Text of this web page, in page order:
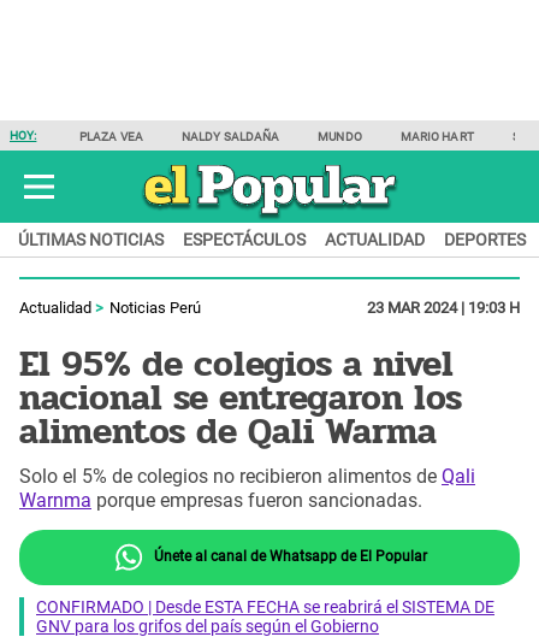
HOY: PLAZA VEA NALDY SALDAÑA MUNDO MARIO HART
ÚLTIMAS NOTICIAS ESPECTÁCULOS ACTUALIDAD DEPORTES
Actualidad Noticias Perú 23 MAR 2024 | 19:03 H
El 95% de colegios a nivel
nacional se entregaron los
alimentos de Qali Warma
Solo el 5% de colegios no recibieron alimentos de Qali
Warnma porque empresas fueron sancionadas.
Únete al canal de Whatsapp de El Popular
CONFIRMADO | Desde ESTA FECHA se reabrirá el SISTEMA DE
GNV para los grifos del país según el Gobierno